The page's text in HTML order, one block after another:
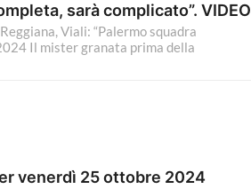
sarà complicato”. VIDEO
Viali: “Palermo squadra
Il mister granata prima della
venerdì 25 ottobre 2024